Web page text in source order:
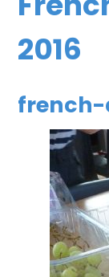
2016
french-